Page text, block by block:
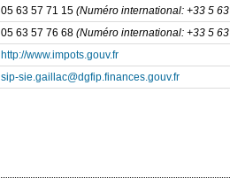
05 63 57 71 15 (Numéro international: +33 5
05 63 57 76 68 (Numéro international: +33 5
http://www.impots.gouv.fr
sip-sie.gaillac@dgfip.finances.gouv.fr